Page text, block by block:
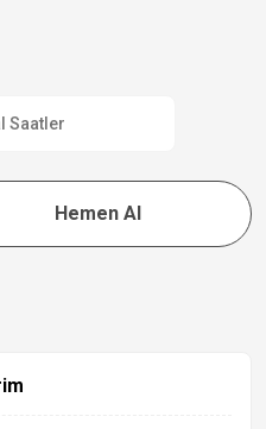
Saatler
Hemen Al